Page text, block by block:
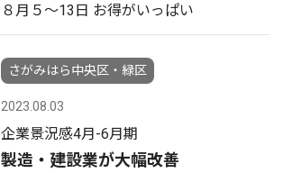
８月５〜13日 お得がいっぱい
さがみはら中央区・緑区
2023.08.03
企業景況感4月-6月期
製造・建設業が大幅改善